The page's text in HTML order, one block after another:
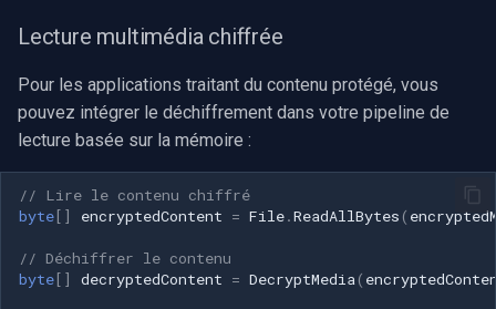
Lecture multimédia chiffrée
Pour les applications traitant du contenu protégé, vous
pouvez intégrer le déchiffrement dans votre pipeline de
lecture basée sur la mémoire :
// Lire le contenu chiffré
byte[] encryptedContent = File.ReadAllBytes (
// Déchiffrer le contenu
byte[] decryptedContent = DecryptMedia (